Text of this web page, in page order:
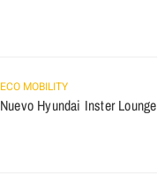
ECO MOBILITY
Nuevo Hyundai Inster Lounge